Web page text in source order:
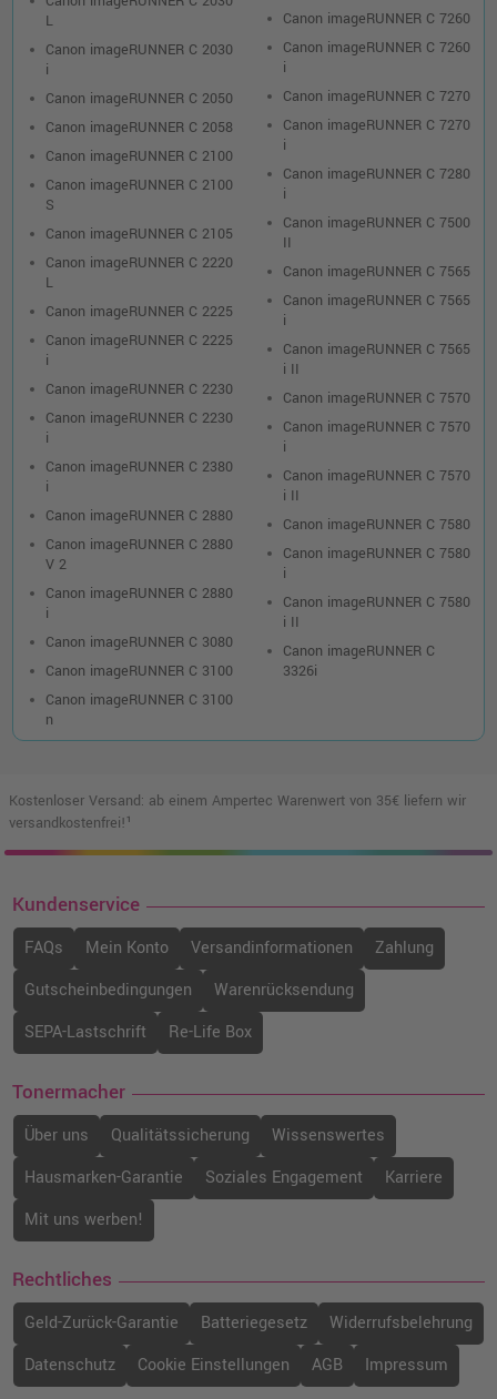
L
Canon imageRUNNER C 2030
i
Canon imageRUNNER C 2050
Canon imageRUNNER C 2058
Canon imageRUNNER C 2100
Canon imageRUNNER C 2100
S
Canon imageRUNNER C 2105
Canon imageRUNNER C 2220
L
Canon imageRUNNER C 2225
Canon imageRUNNER C 2225
i
Canon imageRUNNER C 2230
Canon imageRUNNER C 2230
i
Canon imageRUNNER C 2380
i
Canon imageRUNNER C 2880
Canon imageRUNNER C 2880
V 2
Canon imageRUNNER C 2880
i
Canon imageRUNNER C 3080
Canon imageRUNNER C 3100
Canon imageRUNNER C 3100
n
Canon imageRUNNER C 7260
Canon imageRUNNER C 7260
i
Canon imageRUNNER C 7270
Canon imageRUNNER C 7270
i
Canon imageRUNNER C 7280
i
Canon imageRUNNER C 7500
II
Canon imageRUNNER C 7565
Canon imageRUNNER C 7565
i
Canon imageRUNNER C 7565
i II
Canon imageRUNNER C 7570
Canon imageRUNNER C 7570
i
Canon imageRUNNER C 7570
i II
Canon imageRUNNER C 7580
Canon imageRUNNER C 7580
i
Canon imageRUNNER C 7580
i II
Canon imageRUNNER C
3326i
Kostenloser Versand: ab einem Ampertec Warenwert von 35€ liefern wir
versandkostenfrei!¹
Kundenservice
FAQs Mein Konto Versandinformationen
Zahlung
Gutscheinbedingungen
Warenrücksendung
SEPA-Lastschrift
Re-Life Box
Tonermacher
Über uns Qualitätssicherung
Wissenswertes
Hausmarken-Garantie
Soziales Engagement
Karriere
Mit uns werben!
Rechtliches
Geld-Zurück-Garantie Batteriegesetz
Widerrufsbelehrung
Datenschutz
Cookie Einstellungen AGB Impressum